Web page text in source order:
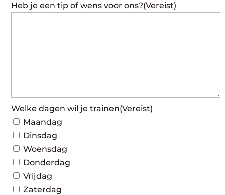
Heb je een tip of wens voor ons?(Vereist)
Welke dagen wil je trainen(Vereist)
Maandag
Dinsdag
Woensdag
Donderdag
Vrijdag
Zaterdag